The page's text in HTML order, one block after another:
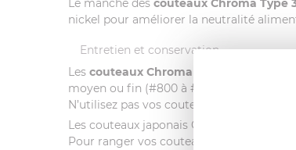
Le manche des couteaux Chroma Type
nickel pour améliorer la neutralité
Entretien et conservation
Les couteaux Chroma Type 301
moyen ou fin (#800 à #3000), comme
N’utilisez pas vos couteaux sur des
Les couteaux japonais Chroma Type
Pour ranger vos couteaux en toute